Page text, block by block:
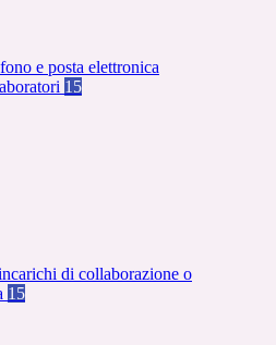
e posta elettronica
15
di collaborazione o
15